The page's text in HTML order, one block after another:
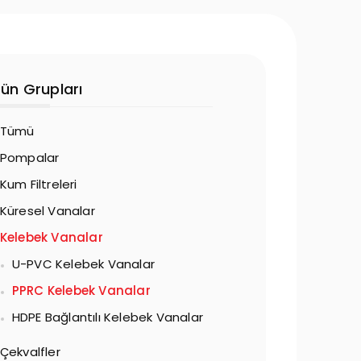
Grupları
Tümü
Pompalar
Kum Filtreleri
Küresel Vanalar
Kelebek Vanalar
U-PVC Kelebek Vanalar
PPRC Kelebek Vanalar
HDPE Bağlantılı Kelebek Vanalar
Çekvalfler